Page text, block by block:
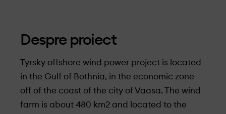
Despre proiect
Tyrsky offshore wind power project is located
in the Gulf of Bothnia, in the economic zone
off of the coast of the city of Vaasa. The wind
farm is about 480 km2 and located to the